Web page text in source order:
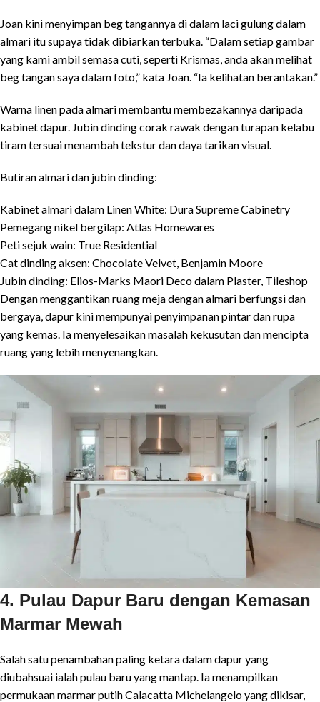
Joan kini menyimpan beg tangannya di dalam laci gulung dalam
almari itu supaya tidak dibiarkan terbuka. “Dalam setiap gambar
yang kami ambil semasa cuti, seperti Krismas, anda akan melihat
beg tangan saya dalam foto,” kata Joan. “Ia kelihatan berantakan.”
Warna linen pada almari membantu membezakannya daripada
kabinet dapur. Jubin dinding corak rawak dengan turapan kelabu
tiram tersuai menambah tekstur dan daya tarikan visual.
Butiran almari dan jubin dinding:
Kabinet almari dalam Linen White: Dura Supreme Cabinetry
Pemegang nikel bergilap: Atlas Homewares
Peti sejuk wain: True Residential
Cat dinding aksen: Chocolate Velvet, Benjamin Moore
Jubin dinding: Elios-Marks Maori Deco dalam Plaster, Tileshop
Dengan menggantikan ruang meja dengan almari berfungsi dan
bergaya, dapur kini mempunyai penyimpanan pintar dan rupa
yang kemas. Ia menyelesaikan masalah kekusutan dan mencipta
ruang yang lebih menyenangkan.
4. Pulau Dapur Baru dengan Kemasan
Marmar Mewah
Salah satu penambahan paling ketara dalam dapur yang
diubahsuai ialah pulau baru yang mantap. Ia menampilkan
permukaan marmar putih Calacatta Michelangelo yang dikisar,